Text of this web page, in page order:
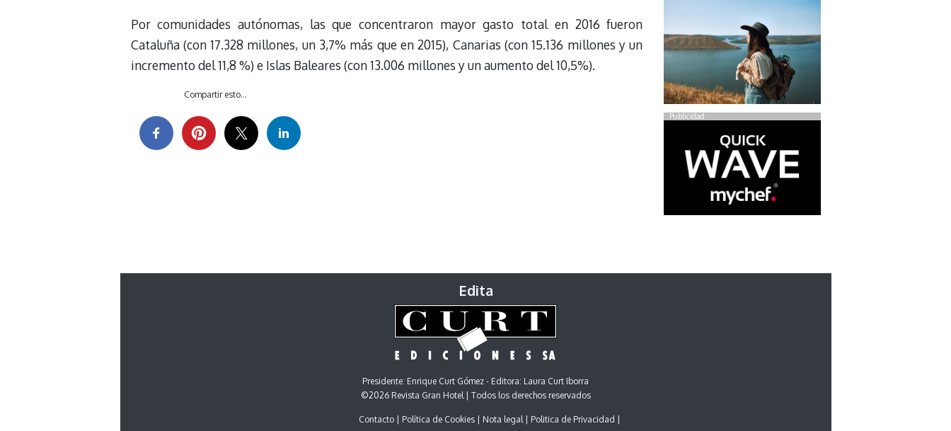
Por comunidades autónomas, las que concentraron mayor gasto total en 2016 fueron
Cataluña (con 17.328 millones, un 3,7% más que en 2015), Canarias (con 15.136 millones y un
incremento del 11,8 %) e Islas Baleares (con 13.006 millones y un aumento del 10,5%).
Compartir esto...
Publicidad
Edita
Presidente: Enrique Curt Gómez - Editora: Laura Curt Iborra
©2026 Revista Gran Hotel | Todos los derechos reservados
Contacto Política de Cookies Nota legal Politica de Privacidad